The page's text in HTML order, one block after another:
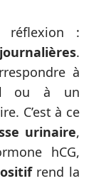
réflexion :
.
à
ou à un
C’est à ce
urinaire,
hCG,
rend la